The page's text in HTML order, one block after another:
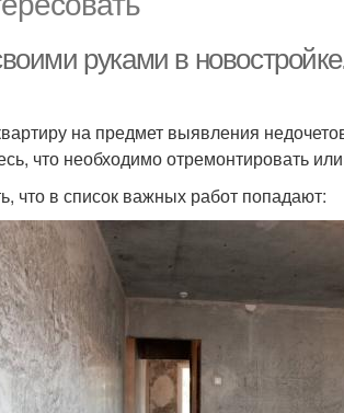
руками в
на предмет выявления
что необходимо отремонтировать
что в список важных работ попадают: